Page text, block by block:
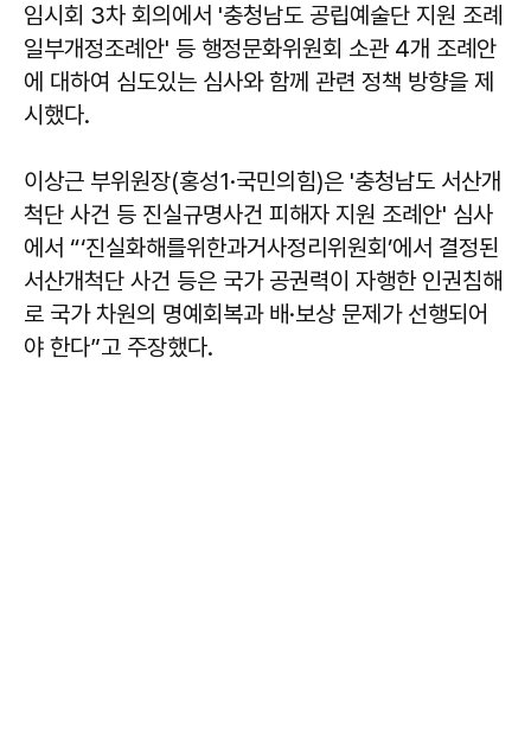
임시회 3차 회의에서 '충청남도 공립예술단 지원 조례
일부개정조례안' 등 행정문화위원회 소관 4개 조례안
에 대하여 심도있는 심사와 함께 관련 정책 방향을 제
시했다.
이상근 부위원장(홍성1·국민의힘)은 '충청남도 서산개
척단 사건 등 진실규명사건 피해자 지원 조례안' 심사
에서 “‘진실화해를위한과거사정리위원회’에서 결정된
서산개척단 사건 등은 국가 공권력이 자행한 인권침해
로 국가 차원의 명예회복과 배·보상 문제가 선행되어
야 한다”고 주장했다.